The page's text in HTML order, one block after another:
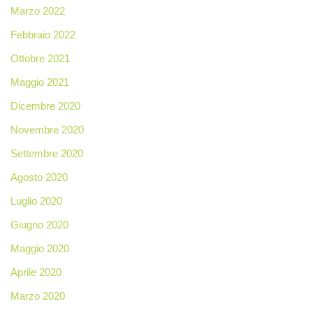
Marzo 2022
Febbraio 2022
Ottobre 2021
Maggio 2021
Dicembre 2020
Novembre 2020
Settembre 2020
Agosto 2020
Luglio 2020
Giugno 2020
Maggio 2020
Aprile 2020
Marzo 2020